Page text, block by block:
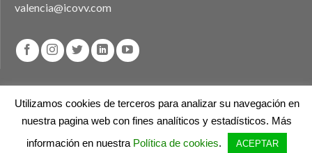
valencia@icovv.com
Política de privacidad Política de cookies
Utilizamos cookies de terceros para analizar su navegación en
nuestra pagina web con fines analíticos y estadísticos. Más
información en nuestra Política de cookies. ACEPTAR